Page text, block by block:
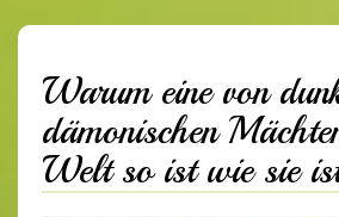
Warum eine von
dämonischen
Welt so ist wie sie